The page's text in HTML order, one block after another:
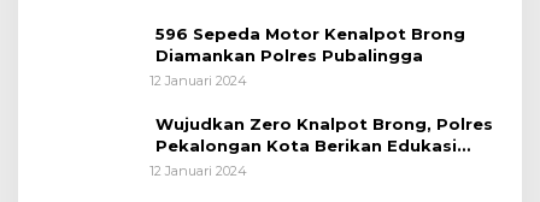
596 Sepeda Motor Kenalpot Brong
Diamankan Polres Pubalingga
12 Januari 2024
Wujudkan Zero Knalpot Brong, Polres
Pekalongan Kota Berikan Edukasi
Kepada Pelajar
12 Januari 2024